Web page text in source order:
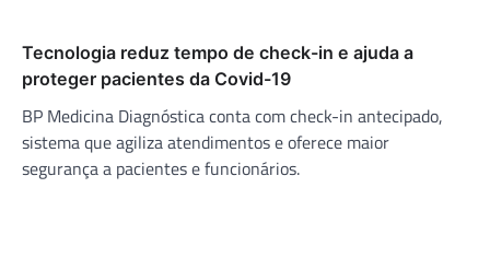
Tecnologia reduz tempo de check-in e ajuda a
proteger pacientes da Covid-19
BP Medicina Diagnóstica conta com check-in antecipado,
sistema que agiliza atendimentos e oferece maior
segurança a pacientes e funcionários.